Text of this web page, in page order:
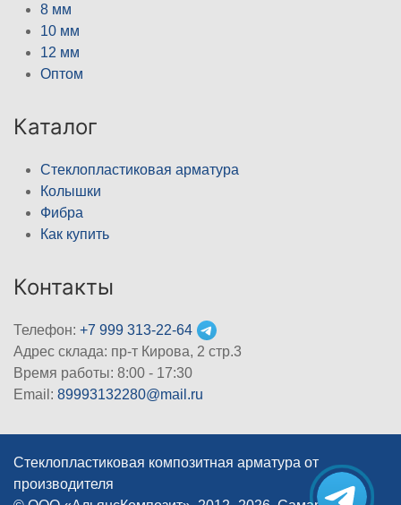
8 мм
10 мм
12 мм
Оптом
Каталог
Стеклопластиковая арматура
Колышки
Фибра
Как купить
Контакты
Телефон: +7 999 313-22-64
Адрес склада: пр-т Кирова, 2 стр.3
Время работы: 8:00 - 17:30
Email: 89993132280@mail.ru
Стеклопластиковая композитная арматура от
производителя